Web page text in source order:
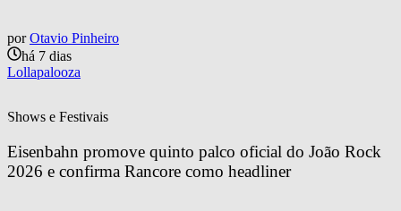
por Otavio Pinheiro
há 7 dias
Lollapalooza
Shows e Festivais
Eisenbahn promove quinto palco oficial do João Rock
2026 e confirma Rancore como headliner